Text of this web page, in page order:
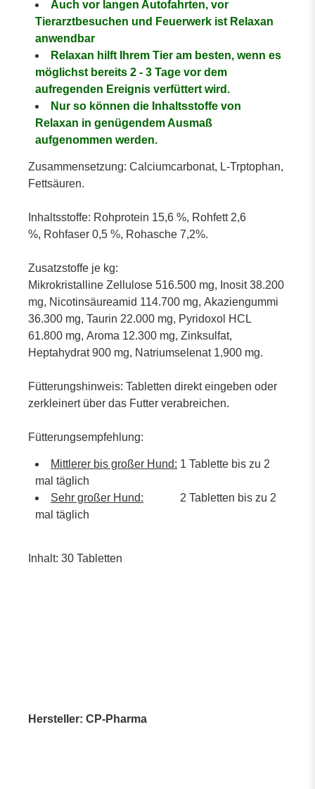
Auch vor langen Autofahrten, vor
Tierarztbesuchen und Feuerwerk ist Relaxan
anwendbar
Relaxan hilft Ihrem Tier am besten, wenn es
möglichst bereits 2 - 3 Tage vor dem
aufregenden Ereignis verfüttert wird.
Nur so können die Inhaltsstoffe von
Relaxan in genügendem Ausmaß
aufgenommen werden.
Zusammensetzung: Calciumcarbonat, L-Trptophan,
Fettsäuren.
Inhaltsstoffe: Rohprotein 15,6 %, Rohfett 2,6
%, Rohfaser 0,5 %, Rohasche 7,2%.
Zusatzstoffe je kg:
Mikrokristalline Zellulose 516.500 mg, Inosit 38.200
mg, Nicotinsäureamid 114.700 mg, Akaziengummi
36.300 mg, Taurin 22.000 mg, Pyridoxol HCL
61.800 mg, Aroma 12.300 mg, Zinksulfat,
Heptahydrat 900 mg, Natriumselenat 1,900 mg.
Fütterungshinweis: Tabletten direkt eingeben oder
zerkleinert über das Futter verabreichen.
Fütterungsempfehlung:
Mittlerer bis großer Hund: 1 Tablette bis zu 2
mal täglich
Sehr großer Hund: 2 Tabletten bis zu 2
mal täglich
Inhalt: 30 Tabletten
Hersteller: CP-Pharma